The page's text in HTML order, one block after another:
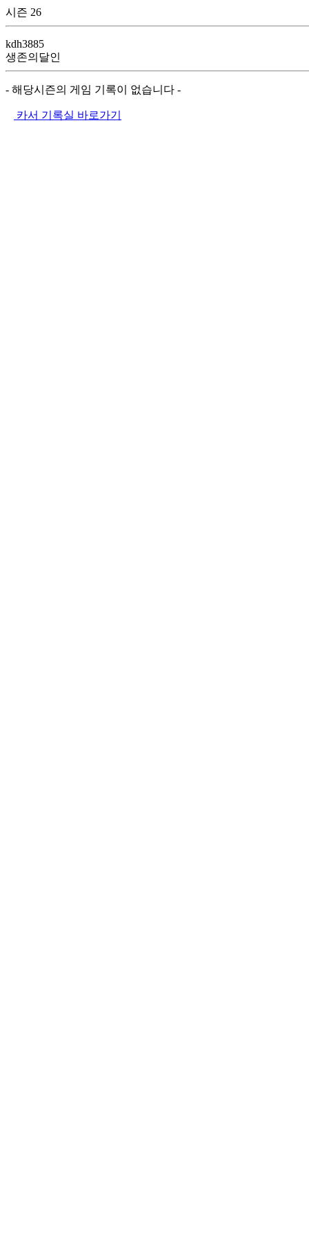
시즌 26
kdh3885
생존의달인
- 해당시즌의 게임 기록이 없습니다 -
카서 기록실 바로가기